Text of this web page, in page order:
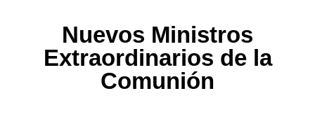
Nuevos Ministros
Extraordinarios de la
Comunión